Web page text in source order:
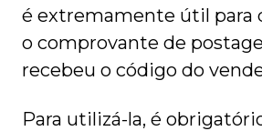
é extremamente útil para
o comprovante de
recebeu o código do
Para utilizá-la, é